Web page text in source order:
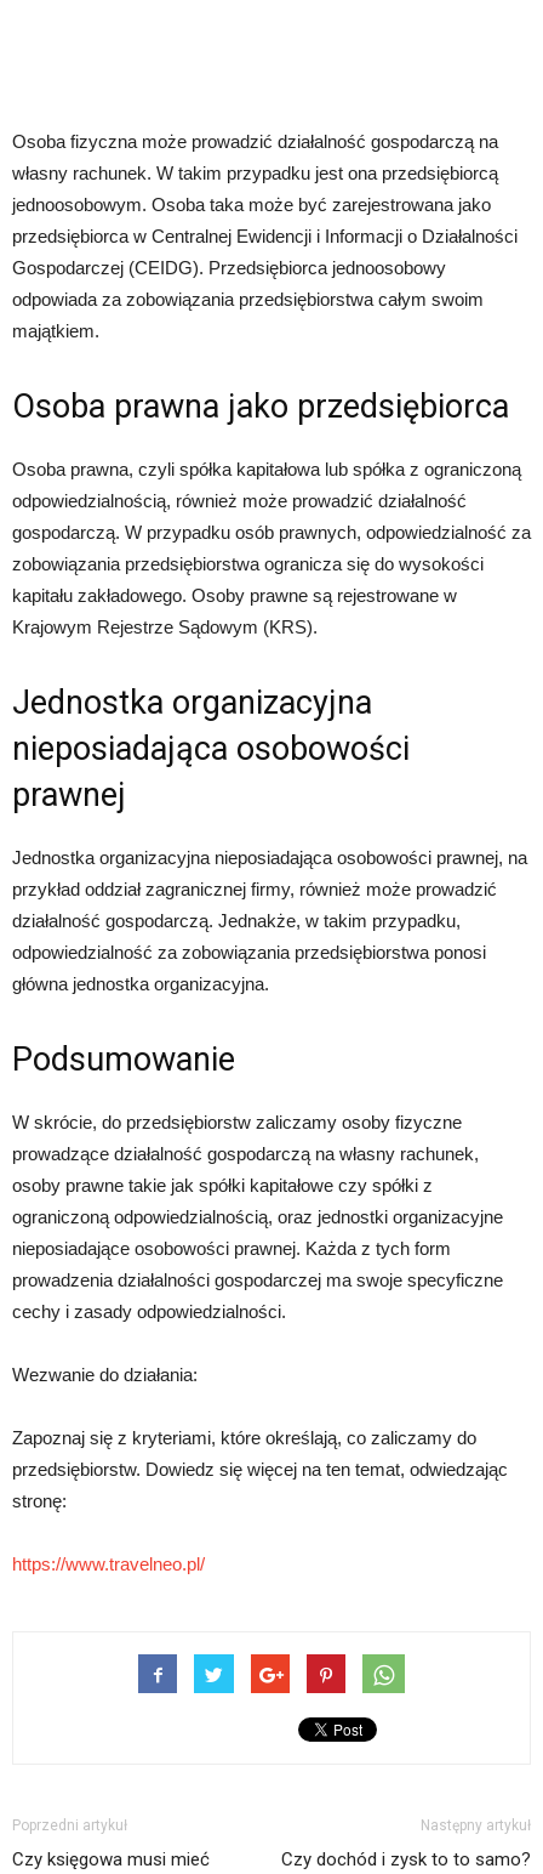
Osoba fizyczna może prowadzić działalność gospodarczą na
własny rachunek. W takim przypadku jest ona przedsiębiorcą
jednoosobowym. Osoba taka może być zarejestrowana jako
przedsiębiorca w Centralnej Ewidencji i Informacji o Działalności
Gospodarczej (CEIDG). Przedsiębiorca jednoosobowy
odpowiada za zobowiązania przedsiębiorstwa całym swoim
majątkiem.
Osoba prawna jako przedsiębiorca
Osoba prawna, czyli spółka kapitałowa lub spółka z ograniczoną
odpowiedzialnością, również może prowadzić działalność
gospodarczą. W przypadku osób prawnych, odpowiedzialność za
zobowiązania przedsiębiorstwa ogranicza się do wysokości
kapitału zakładowego. Osoby prawne są rejestrowane w
Krajowym Rejestrze Sądowym (KRS).
Jednostka organizacyjna
nieposiadająca osobowości
prawnej
Jednostka organizacyjna nieposiadająca osobowości prawnej, na
przykład oddział zagranicznej firmy, również może prowadzić
działalność gospodarczą. Jednakże, w takim przypadku,
odpowiedzialność za zobowiązania przedsiębiorstwa ponosi
główna jednostka organizacyjna.
Podsumowanie
W skrócie, do przedsiębiorstw zaliczamy osoby fizyczne
prowadzące działalność gospodarczą na własny rachunek,
osoby prawne takie jak spółki kapitałowe czy spółki z
ograniczoną odpowiedzialnością, oraz jednostki organizacyjne
nieposiadające osobowości prawnej. Każda z tych form
prowadzenia działalności gospodarczej ma swoje specyficzne
cechy i zasady odpowiedzialności.
Wezwanie do działania:
Zapoznaj się z kryteriami, które określają, co zaliczamy do
przedsiębiorstw. Dowiedz się więcej na ten temat, odwiedzając
stronę:
https://www.travelneo.pl/
Poprzedni artykuł
Czy księgowa musi mieć
Następny artykuł
Czy dochód i zysk to to samo?